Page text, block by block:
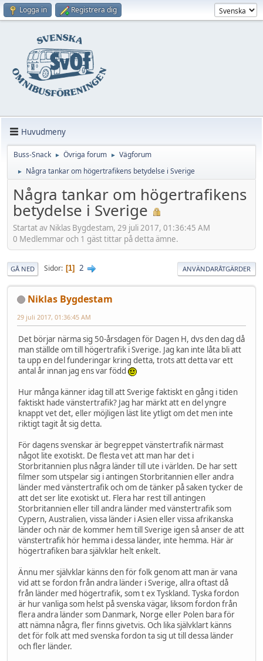
Logga in Registrera dig
Huvudmeny
Buss-Snack ► Övriga forum ► Vägforum
► Några tankar om högertrafikens betydelse i Sverige
Några tankar om högertrafikens
betydelse i Sverige
Startat av Niklas Bygdestam, 29 juli 2017, 01:36:45 AM
0 Medlemmar och 1 gäst tittar på detta ämne.
GÅ NED Sidor 1 2 ANVÄNDARÅTGÄRDER
Niklas Bygdestam
29 juli 2017, 01:36:45 AM
Det börjar närma sig 50-årsdagen för Dagen H, dvs den dag då
man ställde om till högertrafik i Sverige. Jag kan inte låta bli att
ta upp en del funderingar kring detta, trots att detta var ett
antal år innan jag ens var född
Hur många känner idag till att Sverige faktiskt en gång i tiden
faktiskt hade vänstertrafik? Jag har märkt att en del yngre
knappt vet det, eller möjligen läst lite ytligt om det men inte
riktigt tagit åt sig detta.
För dagens svenskar är begreppet vänstertrafik närmast
något lite exotiskt. De flesta vet att man har det i
Storbritannien plus några länder till ute i världen. De har sett
filmer som utspelar sig i antingen Storbritannien eller andra
länder med vänstertrafik och om de tänker på saken tycker de
att det ser lite exotiskt ut. Flera har rest till antingen
Storbritannien eller till andra länder med vänstertrafik som
Cypern, Australien, vissa länder i Asien eller vissa afrikanska
länder och när de kommer hem till Sverige igen så anser de att
vänstertrafik hör hemma i dessa länder, inte hemma. Här är
högertrafiken bara självklar helt enkelt.
Ännu mer självklar känns den för folk genom att man är vana
vid att se fordon från andra länder i Sverige, allra oftast då
från länder med högertrafik, som t ex Tyskland. Tyska fordon
är hur vanliga som helst på svenska vägar, liksom fordon från
flera andra länder som Danmark, Norge eller Polen bara för
att nämna några, fler finns givetvis. Och lika självklart känns
det för folk att med svenska fordon ta sig ut till dessa länder
och fler länder.